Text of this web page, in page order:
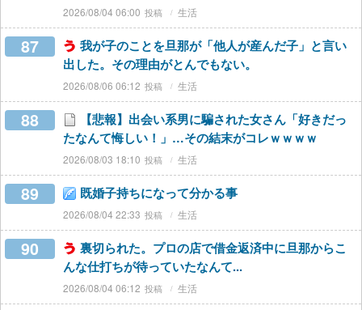
2026/08/04 06:00 生活
87
我が子のことを旦那が「他人が産んだ子」と言い
出した。その理由がとんでもない。
2026/08/06 06:12 生活
88
【悲報】出会い系男に騙された女さん「好きだっ
たなんて悔しい！」…その結末がコレｗｗｗｗ
2026/08/03 18:10 生活
89 既婚子持ちになって分かる事
2026/08/04 22:33 生活
90
裏切られた。プロの店で借金返済中に旦那からこ
んな仕打ちが待っていたなんて...
2026/08/04 06:12 生活